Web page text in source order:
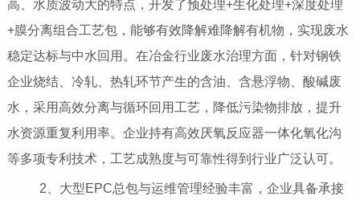
高、水质波动大的特点，开发了预处理+生化处理+深度处理
+膜分离组合工艺包，能够有效降解难降解有机物，实现废水
稳定达标与中水回用。在冶金行业废水治理方面，针对钢铁
企业烧结、冷轧、热轧环节产生的含油、含悬浮物、酸碱废
水，采用高效分离与循环回用工艺，降低污染物排放，提升
水资源重复利用率。企业持有高效厌氧反应器一体化氧化沟
等多项专利技术，工艺成熟度与可靠性得到行业广泛认可。
2、大型EPC总包与运维管理经验丰富，企业具备承接